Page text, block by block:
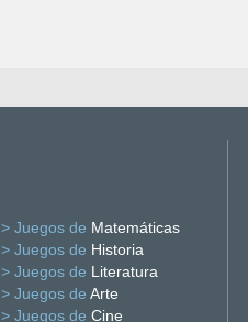
> Juegos de Matemáticas
> Juegos de Historia
> Juegos de Literatura
> Juegos de Arte
> Juegos de Cine